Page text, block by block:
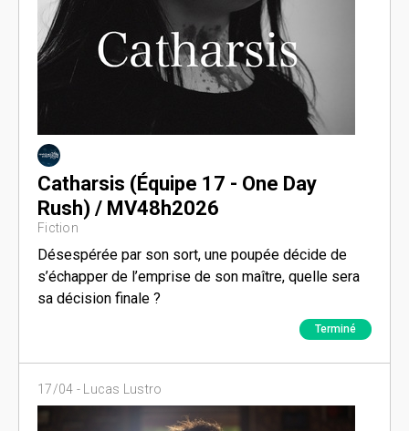
Catharsis (Équipe 17 - One Day
Rush) / MV48h2026
Fiction
Désespérée par son sort, une poupée décide de
s’échapper de l’emprise de son maître, quelle sera
sa décision finale ?
Terminé
17/04 - Lucas Lustro